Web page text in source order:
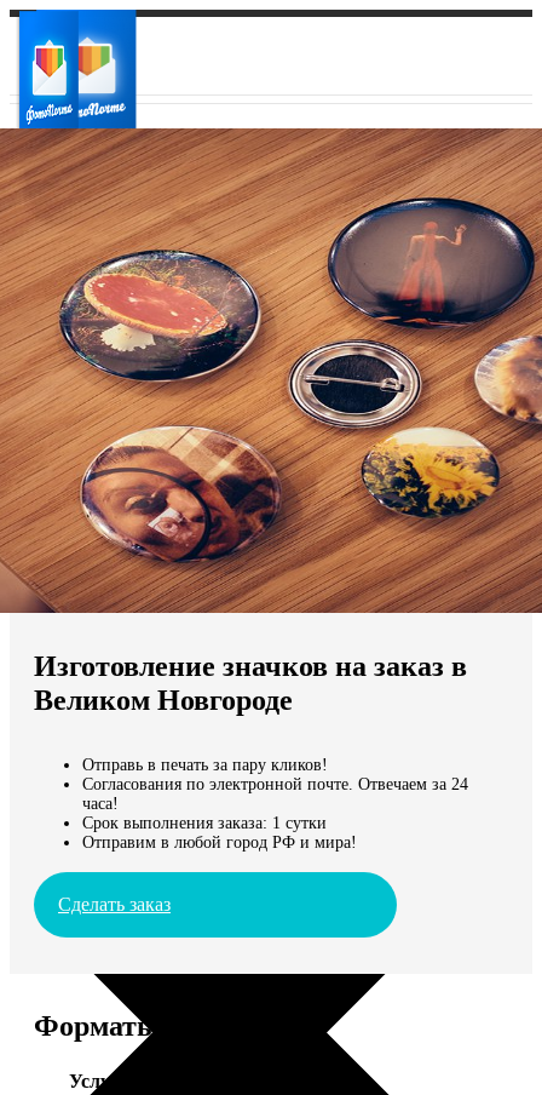
Ваш город:
Ваш регион доставки
Выберите из списка:
Мы доставляем по всему миру
Продолжить без города
Изготовление значков на заказ в
Великом Новгороде
Отправь в печать за пару кликов!
Согласования по электронной почте. Отвечаем за 24
часа!
Срок выполнения заказа: 1 сутки
Отправим в любой город РФ и мира!
Сделать заказ
Форматы и цены
Услуга